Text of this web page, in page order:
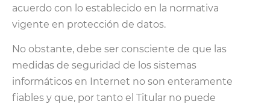
acuerdo con lo establecido en la normativa
vigente en protección de datos.
No obstante, debe ser consciente de que las
medidas de seguridad de los sistemas
informáticos en Internet no son enteramente
fiables y que, por tanto el Titular no puede